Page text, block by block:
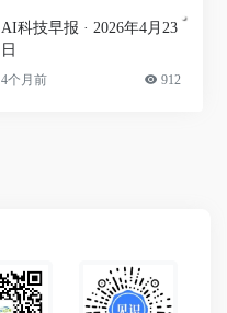
AI科技早报 · 2026年4月23
日
4个月前 912